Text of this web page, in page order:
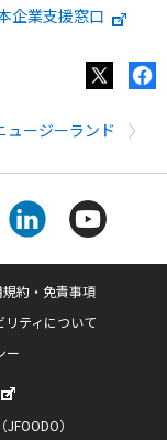
企業支援窓口
ュージーランド
規約・免責事項
リティについて
ー
）